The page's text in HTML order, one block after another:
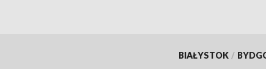
BIAŁYSTOK /